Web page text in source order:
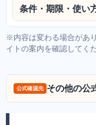
条件・期限・使い
※内容は変わる場合があ
イトの案内を確認してく
公式確認先 その他の公